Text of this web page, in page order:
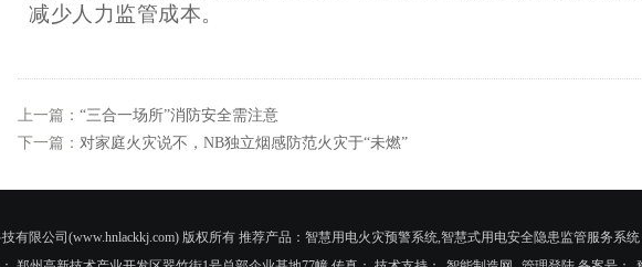
减少人力监管成本。
上一篇： “三合一场所”消防安全需注意
下一篇： 对家庭火灾说不，NB独立烟感防范火灾于“未燃”
有限公司(www.hnlackkj.com) 版权所有 推荐产品：智慧用电火灾预警系统,智慧式用电安全隐患监管服务系统